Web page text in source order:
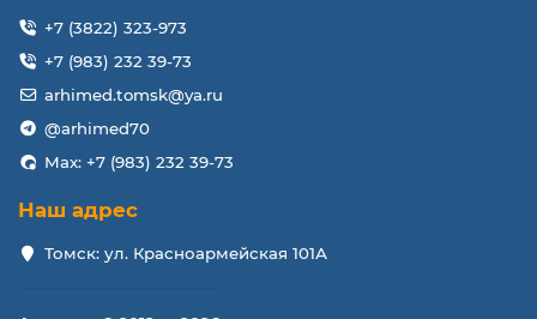
+7 (3822) 323-973
+7 (983) 232 39-73
arhimed.tomsk@ya.ru
@arhimed70
Max: +7 (983) 232 39-73
Наш адрес
Томск: ул. Красноармейская 101А